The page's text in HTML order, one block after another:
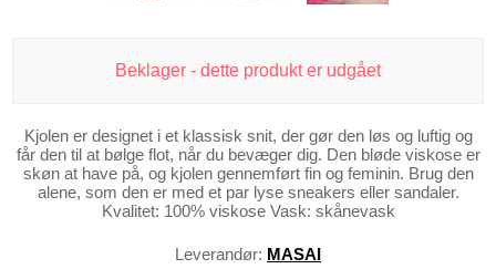
Beklager - dette produkt er udgået
Kjolen er designet i et klassisk snit, der gør den løs og luftig og
får den til at bølge flot, når du bevæger dig. Den bløde viskose er
skøn at have på, og kjolen gennemført fin og feminin. Brug den
alene, som den er med et par lyse sneakers eller sandaler.
Kvalitet: 100% viskose Vask: skånevask
Leverandør: MASAI